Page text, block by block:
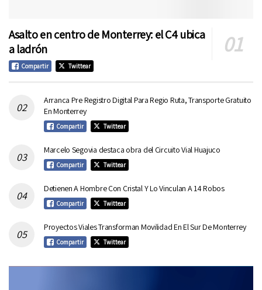
Asalto en centro de Monterrey: el C4 ubica
a ladrón
Compartir Twittear
Arranca Pre Registro Digital Para Regio Ruta, Transporte Gratuito
En Monterrey
Compartir Twittear
Marcelo Segovia destaca obra del Circuito Vial Huajuco
Compartir Twittear
Detienen A Hombre Con Cristal Y Lo Vinculan A 14 Robos
Compartir Twittear
Proyectos Viales Transforman Movilidad En El Sur De Monterrey
Compartir Twittear